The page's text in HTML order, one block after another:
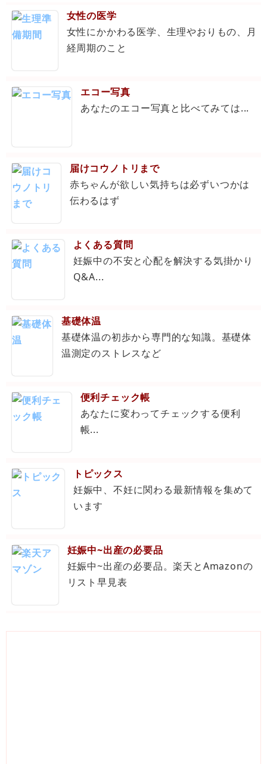
女性の医学
女性にかかわる医学、生理やおりもの、月
経周期のこと
エコー写真
あなたのエコー写真と比べてみては...
届けコウノトリまで
赤ちゃんが欲しい気持ちは必ずいつかは
伝わるはず
よくある質問
妊娠中の不安と心配を解決する気掛かり
Q&A...
基礎体温
基礎体温の初歩から専門的な知識。基礎体
温測定のストレスなど
便利チェック帳
あなたに変わってチェックする便利
帳...
トピックス
妊娠中、不妊に関わる最新情報を集めて
います
妊娠中~出産の必要品
妊娠中~出産の必要品。楽天とAmazonの
リスト早見表